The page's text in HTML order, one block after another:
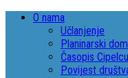
O nama
Učlanjenje
Planinarski
Časopis
Povijest